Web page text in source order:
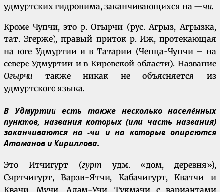
удмуртских гидронима, заканчивающихся на —чи.
Кроме Чупчи, это р. Огырчи (рус. Агрыз, Агрызка,
тат. Эгерже), правый приток р. Иж, протекающая
на юге Удмуртии и в Татарии (Чепца-Чупчи – на
севере Удмуртии и в Кировской области). Название
Огырчи также никак не объясняется из
удмуртского языка.
В Удмуртии есть также несколько населённых
пунктов, названия которых (или часть названия)
заканчиваются на -чи и на которые опираются
Атаманов и Кириллова.
Это Итчигурт (гурт удм. «дом, деревня»),
Сяртчигурт, Варзи-Ятчи, Кабачигурт, Кватчи и
Квачи, Мучи, Адам-Учи, Тукмачи с вариантами